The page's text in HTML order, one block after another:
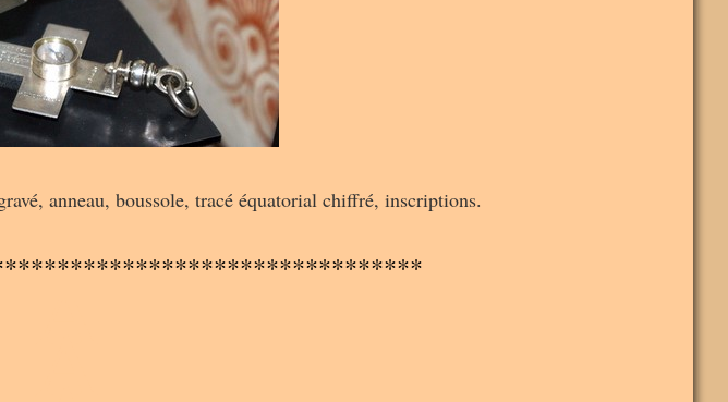
anneau, boussole, tracé équatorial chiffré, inscriptions.
A